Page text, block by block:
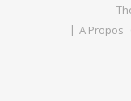
A Propos